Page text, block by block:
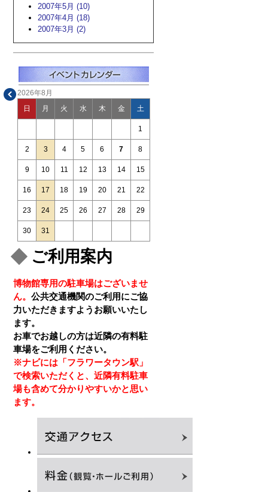
2007年5月 (10)
2007年4月 (18)
2007年3月 (2)
2026年8月
日 月 火 水 木 金 土
1
2 3 4 5 6 7 8
9 10 11 12 13 14 15
16 17 18 19 20 21 22
23 24 25 26 27 28 29
30 31
ご利用案内
博物館専用の駐車場はございませ
ん。 公共交通機関のご利用にご協
力いただきますようお願いいたし
ます。
お車でお越しの方は近隣の有料駐
車場をご利用ください。
※ナビには「フラワータウン駅」
で検索いただくと、近隣有料駐車
場も含めて分かりやすいかと思い
ます。